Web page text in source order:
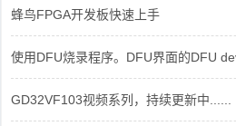
蜂鸟FPGA开发板快速上手
使用DFU烧录程序。DFU界面的DFU
GD32VF103视频系列，持续更新中......